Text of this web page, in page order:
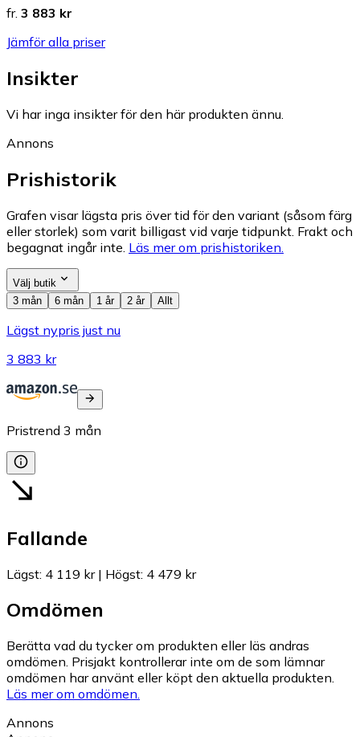
fr. 3 883 kr
Jämför alla priser
Insikter
Vi har inga insikter för den här produkten ännu.
Annons
Prishistorik
Grafen visar lägsta pris över tid för den variant (såsom färg
eller storlek) som varit billigast vid varje tidpunkt. Frakt och
begagnat ingår inte. Läs mer om prishistoriken.
Välj butik
3 mån
6 mån 1 år 2 år Allt
Lägst nypris just nu
3 883 kr
Pristrend 3 mån
Fallande
Lägst: 4 119 kr| Högst: 4 479 kr
Omdömen
Berätta vad du tycker om produkten eller läs andras
omdömen. Prisjakt kontrollerar inte om de som lämnar
omdömen har använt eller köpt den aktuella produkten.
Läs mer om omdömen.
Annons